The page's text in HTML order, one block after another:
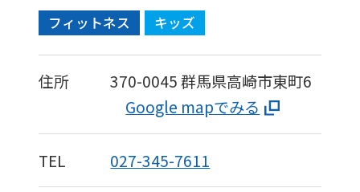
フィットネス キッズ
住所 370-0045群馬県高崎市東町6
Google mapでみる
TEL 027-345-7611